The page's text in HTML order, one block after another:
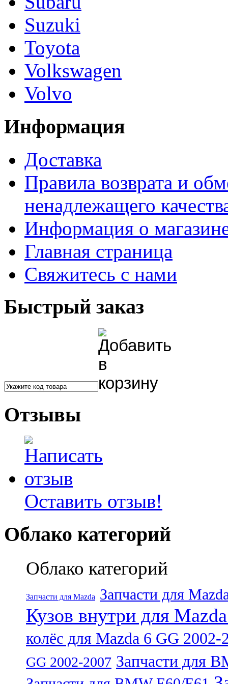
Suzuki
Toyota
Volkswagen
Volvo
Информация
Доставка
Правила возврата и
ненадлежащего
Информация о
Главная страница
Свяжитесь с нами
Быстрый заказ
Отзывы
Оставить отзыв!
Облако категорий
Облако категорий
Запчасти для Mazda Запчасти для
Кузов внутри для
колёс для Mazda 6 GG 2002-
GG 2002-2007 Запчасти для